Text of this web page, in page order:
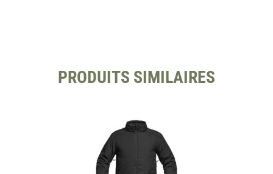
PRODUITS SIMILAIRES